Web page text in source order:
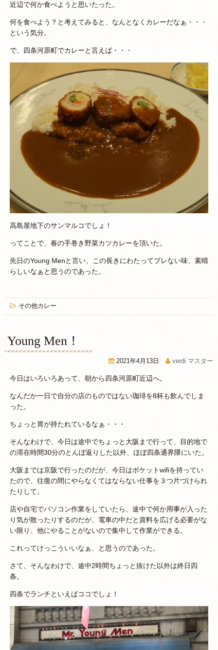
近辺で何か食べようと思いたった。
何を食べよう？と考えてみると、 なんとなくカレーだなぁ・・・
という気分。
で、四条河原町でカレーと言えば・・・
高島屋地下のサンマルコでしょ！
ってことで、春の手巻き野菜カツカレーを頂いた。
先日のYoung Menと言い、この長きにわたってブレない味、素晴
らしいなぁと思うのであった。
その他カレー
Young Men！
2021年4月13日 verdi マスター
今日はいろいろあって、朝から四条河原町近辺へ。
なんだか一日で自分の店のものではない珈琲を8杯も飲んでしま
った。
ちょっと胃が持たれているなぁ・・・
そんなわけで、今日は途中でちょっと大阪まで行って、目的地で
の滞在時間30分のとんぼ返りした以外、ほぼ四条通界隈にいた。
大阪までは京阪で行ったのだが、今日はポケットwifiを持ってい
たので、往復の間にやらなくてはならない仕事を３つ片づけられ
たりして。
店や自宅でパソコン作業をしていたら、途中で何か用事が入った
り気が散ったりするのだが、電車の中だと資料を広げる必要がな
い限り、他にやることがないので集中して作業ができる。
これってけっこういいなぁ、と思うのであった。
さて、そんなわけで、途中2時間ちょっと抜けた以外は終日四
条。
四条でランチといえばココでしょ！